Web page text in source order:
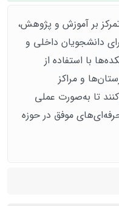
بر آموزش و پژوهش،
دانشجویان داخلی و
با استفاده از
و مراکز
تا به‌صورت عملی
موفق در حوزه